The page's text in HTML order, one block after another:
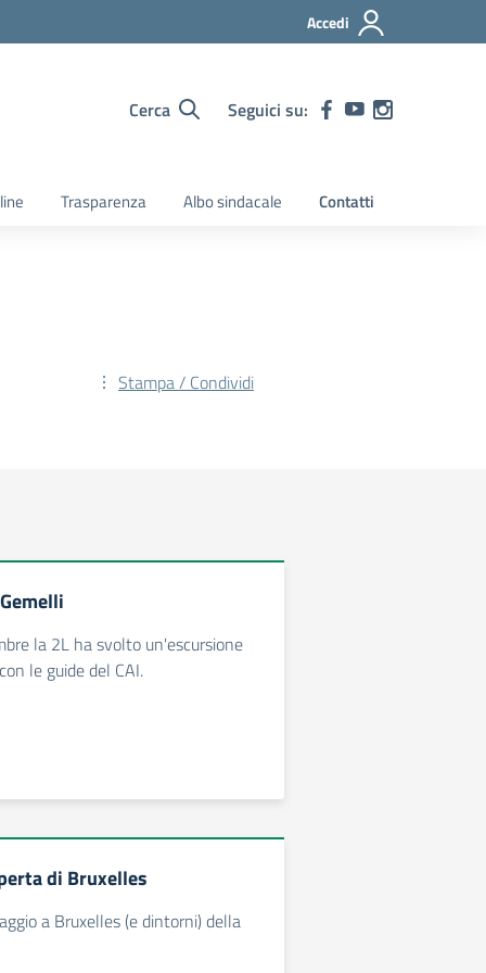
Accedi
Cerca Seguici su:
Trasparenza Albo sindacale Contatti
Stampa / Condividi
la 2L ha svolto un'escursione
le guide del CAI.
di Bruxelles
a Bruxelles (e dintorni) della